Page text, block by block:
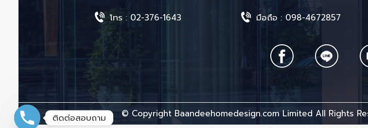
โทร : 02-376-1643 มือถือ : 098-4672857
© Copyright Baandeehomedesign.com Limited All Rights
ติดต่อสอบถาม